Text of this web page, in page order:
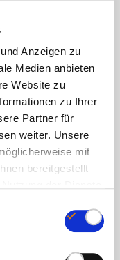
Anzeigen zu
Medien anbieten
Website zu
zu Ihrer
Partner für
weiter. Unsere
mit
bereitgestellt